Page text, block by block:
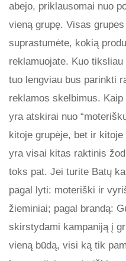
abejo, priklausomai nuo
vieną grupę. Visas
suprastumėte, kokią
reklamuojate. Kuo
tuo lengviau bus parinkti
reklamos skelbimus. Kaip
yra atskirai nuo
kitoje grupėje, bet ir
yra visai kitas raktinis
toks pat. Jei turite Batų
pagal lyti: moteriški ir
žieminiai; pagal brandą:
skirstydami kampaniją į
vieną būdą, visi ką tik